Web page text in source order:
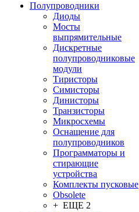
Полупроводники
Диоды
Мосты
выпрямительные
Дискретные
полупроводниковые
модули
Тиристоры
Симисторы
Динисторы
Транзисторы
Микросхемы
Оснащение для
полупроводников
Программаторы и
стирающие
устройства
Комплекты пусковые
Obsolete
+ ЕЩЕ 2